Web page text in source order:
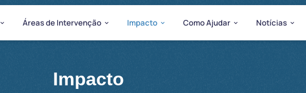
Áreas de Intervenção Impacto Como Ajudar Notícias
Impacto